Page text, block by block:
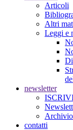
Articoli
Altri
Leggi e
newsletter
contatti